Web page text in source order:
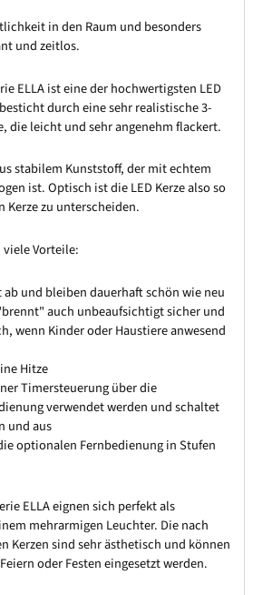
in den Raum und besonders
und zeitlos.
ELLA ist eine der hochwertigsten LED
durch eine sehr realistische 3-
die leicht und sehr angenehm flackert.
stabilem Kunststoff, der mit echtem
ist. Optisch ist die LED Kerze also so
zu unterscheiden.
viele Vorteile:
und bleiben dauerhaft schön wie neu
auch unbeaufsichtigt sicher und
wenn Kinder oder Haustiere anwesend
Hitze
Timersteuerung über die
verwendet werden und schaltet
und aus
optionalen Fernbedienung in Stufen
ELLA eignen sich perfekt als
mehrarmigen Leuchter. Die nach
Kerzen sind sehr ästhetisch und können
oder Festen eingesetzt werden.